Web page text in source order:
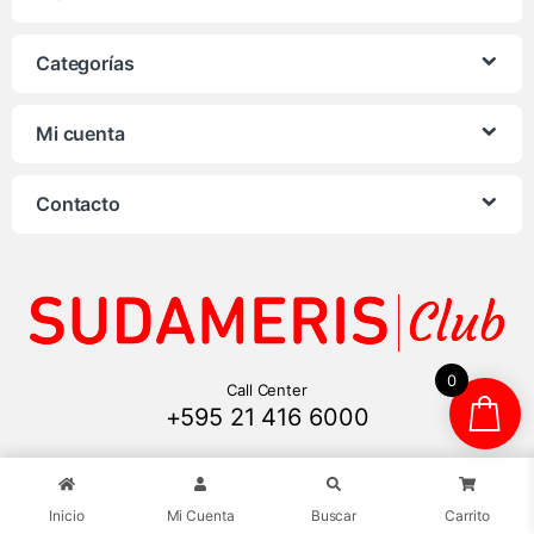
Categorías
Mi cuenta
Contacto
Call Center
+595 21 416 6000
Inicio Mi Cuenta Buscar Carrito
0